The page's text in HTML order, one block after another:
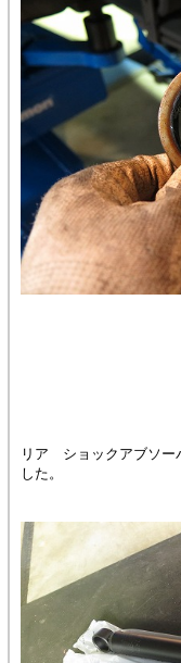
リア ショックアブソー
した。